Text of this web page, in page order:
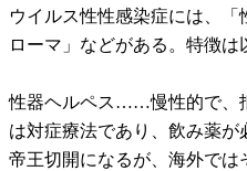
ウイルス性性感染症には、
ローマ」などがある。特徴は
性器ヘルペス……慢性的で、
は対症療法であり、飲み薬が
帝王切開になるが、海外で